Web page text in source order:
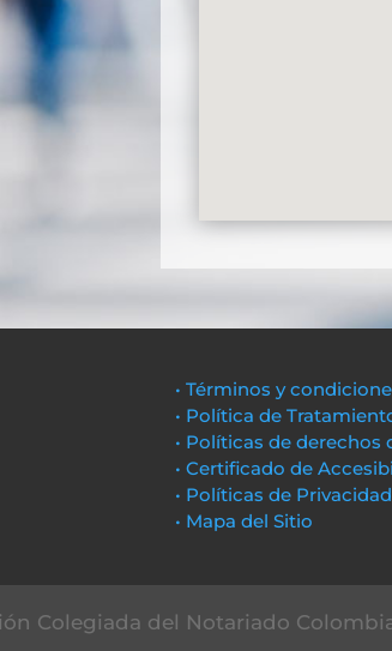
• Términos y
• Política de
• Políticas de derechos
• Certificado de
• Políticas de
• Mapa del Sitio
Colegiada del Notariado